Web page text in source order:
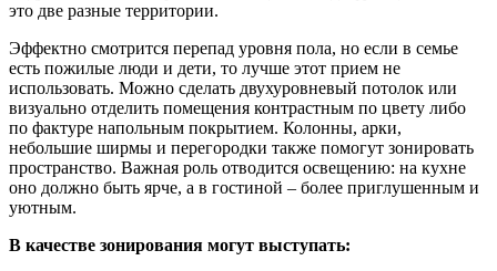
это две разные территории.
Эффектно смотрится перепад уровня пола, но если в семье
есть пожилые люди и дети, то лучше этот прием не
использовать. Можно сделать двухуровневый потолок или
визуально отделить помещения контрастным по цвету либо
по фактуре напольным покрытием. Колонны, арки,
небольшие ширмы и перегородки также помогут зонировать
пространство. Важная роль отводится освещению: на кухне
оно должно быть ярче, а в гостиной – более приглушенным и
уютным.
В качестве зонирования могут выступать: